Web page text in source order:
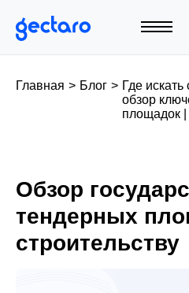
Главная > Блог > Где
обзор
площадок |
Обзор
тендерных
строительству